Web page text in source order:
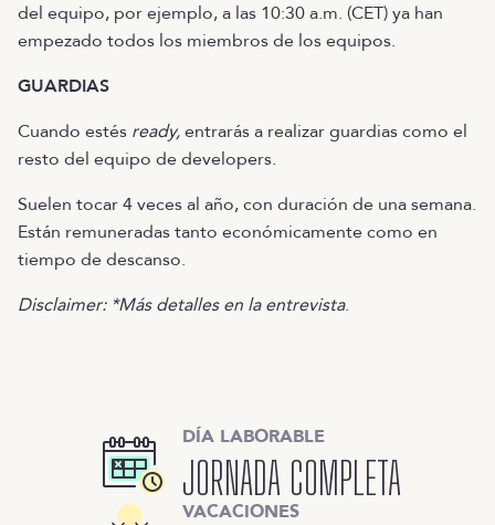
del equipo, por ejemplo, a las 10:30 a.m. (CET) ya han
empezado todos los miembros de los equipos.
GUARDIAS
Cuando estés ready,entrarás a realizar guardias como el
resto del equipo de developers.
Suelen tocar 4 veces al año, con duración de una semana.
Están remuneradas tanto económicamente como en
tiempo de descanso.
Disclaimer: *Más detalles en la entrevista.
DÍA LABORABLE
JORNADA COMPLETA
VACACIONES